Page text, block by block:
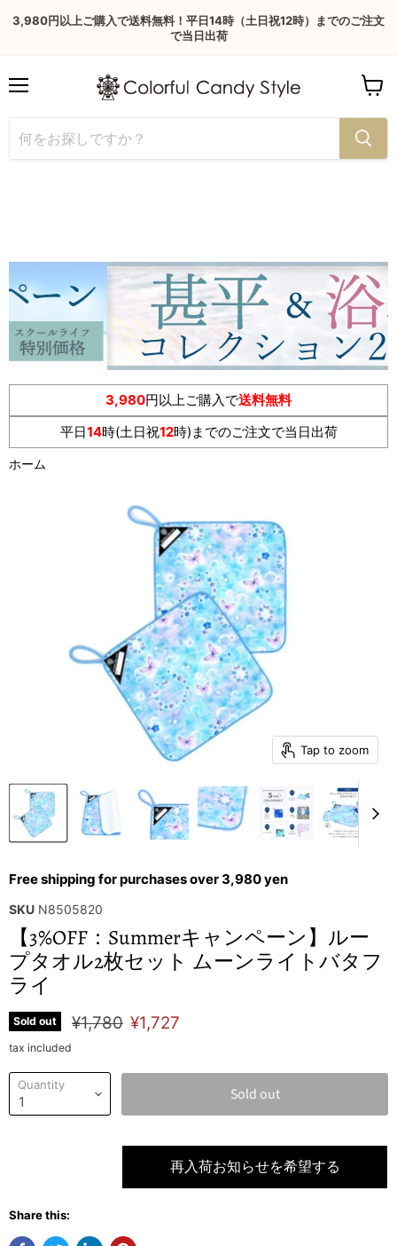
3,980円以上ご購入で送料無料！平日14時（土日祝12時）までのご注文
で当日出荷
cart
3,980円以上ご購入で送料無料
平日14時(土日祝12時)までのご注文で当日出荷
ホーム
Tap to zoom
Free shipping for purchases over 3,980 yen
SKU N8505820
【3%OFF：Summerキャンペーン】ルー
プタオル2枚セット ムーンライトバタフ
ライ
Sold out Original price
¥1,780 Current price
¥1,727
tax included
Quantity Sold out
再入荷お知らせを希望する
Share this: